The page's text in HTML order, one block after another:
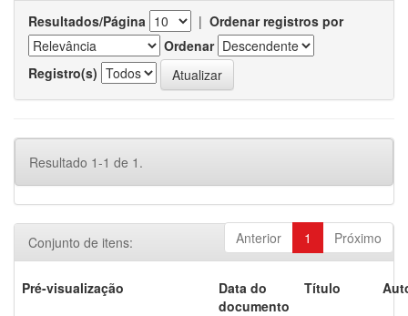
Resultados/Página | Ordenar registros por
Ordenar
Registro(s)
Resultado 1-1 de 1.
Anterior 1 Próximo
Conjunto de itens:
Pré-visualização
Data do
documento
Título